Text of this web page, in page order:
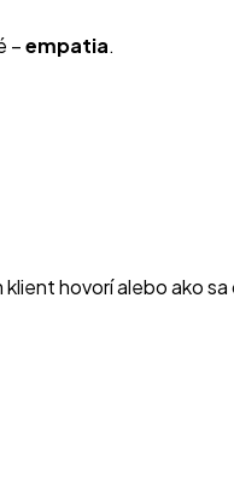
–empatia.
hovorí alebo ako